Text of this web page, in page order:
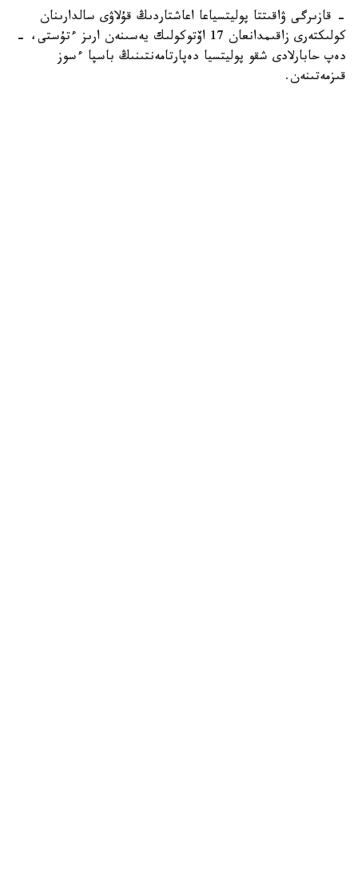
- قازىرگى ۋاقىتتا پوليتسياعا اعاشتاردىڭ قۇلاۋى سالدارىنان
كولىكتەرى زاقىمدانعان 17 اۆتوكولىك يەسىنەن ارىز ءتۇستى، -
دەپ حابارلادى شقو پوليتسيا دەپارتامەنتىنىڭ باسپا ءسوز
قىزمەتىنەن.